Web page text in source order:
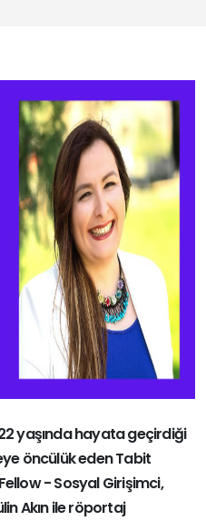
yaşında hayata geçirdiği
öncülük eden Tabit
- Sosyal Girişimci,
Akın ile röportaj